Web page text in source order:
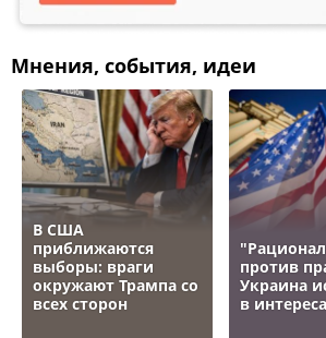
Мнения, события, идеи
В США
приближаются
выборы: враги
окружают Трампа со
всех сторон
против
Украина
в